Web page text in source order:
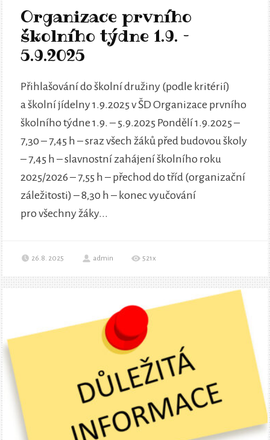
Organizace prvního
školního týdne 1.9. –
5.9.2025
Přihlašování do školní družiny (podle kritérií)
a školní jídelny 1.9.2025 v ŠD Organizace prvního
školního týdne 1.9. – 5.9.2025 Pondělí 1.9.2025 –
7,30 – 7,45 h – sraz všech žáků před budovou školy
– 7,45 h – slavnostní zahájení školního roku
2025/2026 – 7,55 h – přechod do tříd (organizační
záležitosti) – 8,30 h – konec vyučování
pro všechny žáky...
26.8. 2025 admin 521x